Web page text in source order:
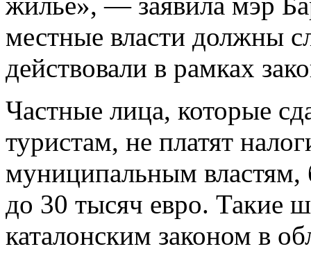
местные власти должны
действовали в рамках
Частные лица, которые
туристам, не платят
муниципальным
до 30 тысяч евро. Такие
каталонским законом в